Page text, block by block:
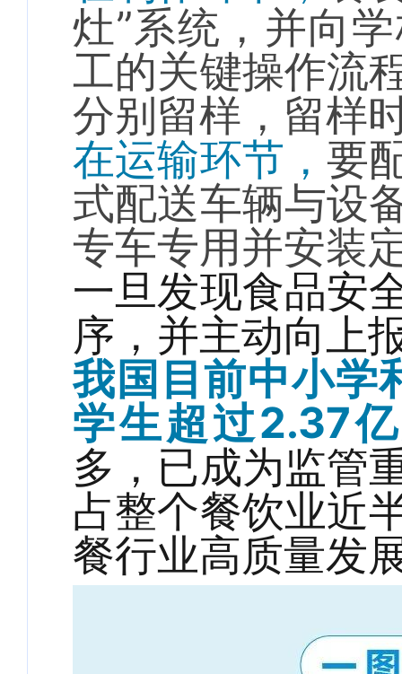
灶”系统，并向
工的关键操作流
分别留样，留样
在运输环节，要
式配送车辆与设
专车专用并安装
一旦发现食品安
序，并主动向上
我国目前中小学
学生超过2.37
多，已成为监管
占整个餐饮业近
餐行业高质量发